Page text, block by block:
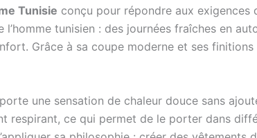
Tunisie conçu pour répondre aux
tunisien : des journées fraîches en
Grâce à sa coupe moderne et ses
une sensation de chaleur douce sans
ce qui permet de le porter dans